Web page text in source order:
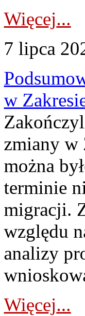
Więcej...
7 lipca
w
zmiany w
można
terminie
migracji.
względu
analizy
Więcej...